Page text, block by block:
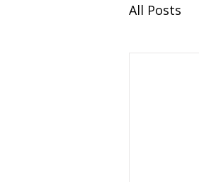
All Posts